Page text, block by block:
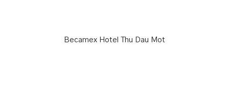
Becamex Hotel Thu Dau Mot